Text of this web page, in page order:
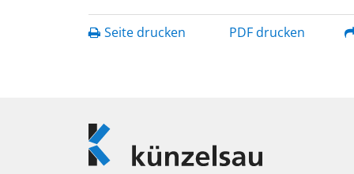
Seite drucken PDF drucken
Logo
Künzelsau